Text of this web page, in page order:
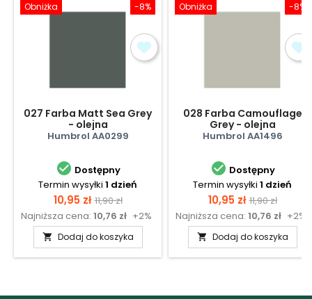
-8%
Obniżka
027 Farba Matt Sea Grey
- olejna
Humbrol AA0299
 Dostępny
Termin wysyłki 1 dzień
Cena
10,95 zł Cena
podstawowa
11,90 zł
Najniższa cena: 10,76 zł +2%
 Dodaj do koszyka
-8%
Obniżka
028 Farba Camouflage
Grey - olejna
Humbrol AA1496
 Dostępny
Termin wysyłki 1 dzień
Cena
10,95 zł Cena
11,90 zł
Najniższa cena: 10,76 zł +2%
 Dodaj do koszyka